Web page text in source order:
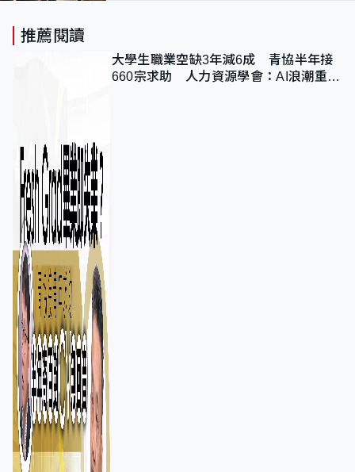
推薦閱讀
大學生職業空缺3年減6成 青協半年接
660宗求助 人力資源學會：AI浪潮重整